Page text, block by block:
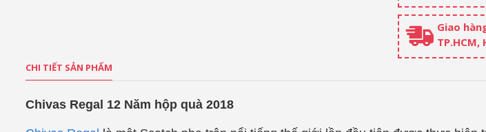
Giao
CHI TIẾT SẢN PHẨM
Chivas Regal 12 Năm hộp quà 2018